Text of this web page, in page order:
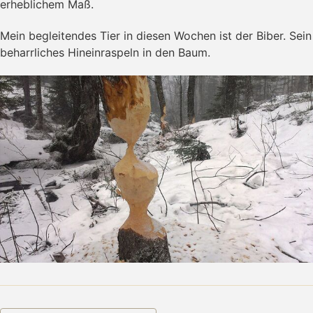
erheblichem Maß.
Mein begleitendes Tier in diesen Wochen ist der Biber. Sein
beharrliches Hineinraspeln in den Baum.